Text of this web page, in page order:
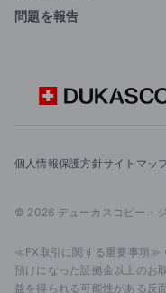
問題を報告
個人情報保護方針サイトマッ
© 2026 デューカスコピー・
≪FX取引に関する重要事項≫
預けになった証拠金以上のお
益を得られる可能性がある反